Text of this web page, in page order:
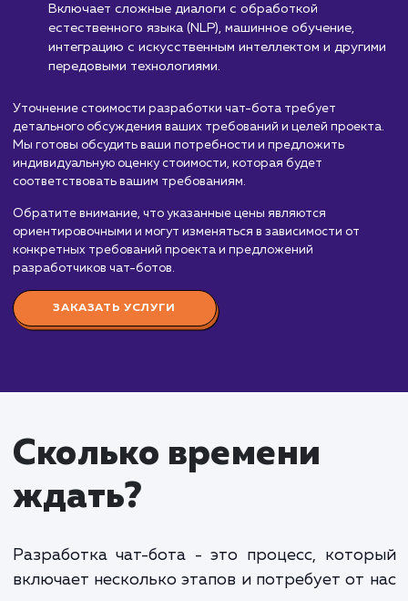
Узнать почему
Стоимость разработки
Чат-бота
от 30 000 руб.
Мы предлагаем услуги по разработке чат-ботов,
помогут вам автоматизировать и улучшить
вашей аудиторией. Стоимость разработки чат-бота
рублей. Включает базовый функционал чат-бота,
автоответчик, предоставление информации и
простые интерактивные диалоги.
Включает более сложные диалоги, интеграцию с
внешними системами, интеграцию с социальными